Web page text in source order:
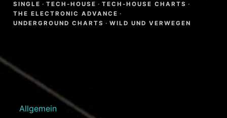
SINGLE · TECH-HOUSE · TECH-HOUSE CHARTS ·
THE ELECTRONIC ADVANCE ·
UNDERGROUND CHARTS · WILD UND VERWEGEN
Allgemein